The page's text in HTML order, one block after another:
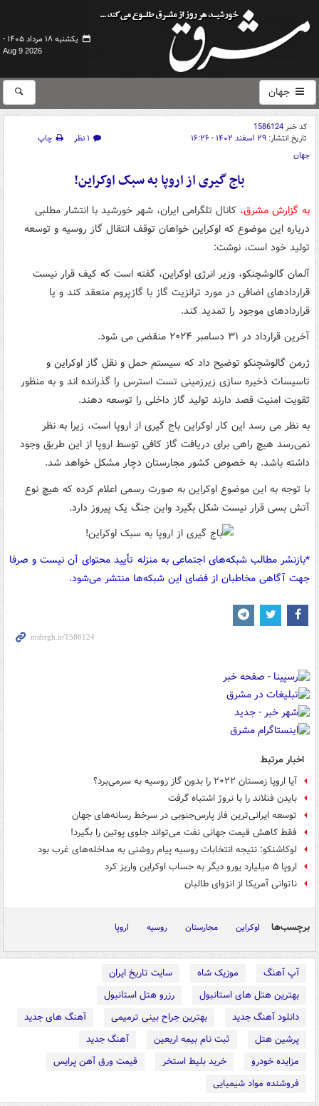
یکشنبه ۱۸ مرداد ۱۴۰۵ -
Aug 9 2026
جهان
کد خبر1586124
تاریخ انتشار: ۲۹ اسفند ۱۴۰۲ - ۱۶:۲۶ ۱ نظر
چاپ
جهان
باج گیری از اروپا به سبک اوکراین!
به گزارش مشرق، کانال تلگرامی ایران، شهر خورشید با انتشار مطلبی
درباره این موضوع که اوکراین خواهان توقف انتقال گاز روسیه و توسعه
تولید خود است، نوشت:
آلمان گالوشچنکو، وزیر انرژی اوکراین، گفته است که کیف قرار نیست
قراردادهای اضافی در مورد ترانزیت گاز با گازپروم منعقد کند و یا
قراردادهای موجود را تمدید کند.
آخرین قرارداد در ۳۱ دسامبر ۲۰۲۴ منقضی می شود.
ژرمن گالوشچنکو توضیح داد که سیستم حمل و نقل گاز اوکراین و
تاسیسات ذخیره سازی زیرزمینی تست استرس را گذرانده اند و به منظور
تقویت امنیت قصد دارند تولید گاز داخلی را توسعه دهند.
به نظر می رسد این کار اوکراین باج گیری از اروپا است، زیرا به نظر
نمی‌رسد هیچ راهی برای دریافت گاز کافی توسط اروپا از این طریق وجود
داشته باشد. به خصوص کشور مجارستان دچار مشکل خواهد شد.
با توجه به این موضوع اوکراین به صورت رسمی اعلام کرده که هیچ نوع
آتش بسی قرار نیست شکل بگیرد واین جنگ یک پیروز دارد.
*بازنشر مطالب شبکه‌های اجتماعی به منزله تأیید محتوای آن نیست و صرفا
جهت آگاهی مخاطبان از فضای این شبکه‌ها منتشر می‌شود.
اخبار مرتبط
آیا اروپا زمستان ۲۰۲۲ را بدون گاز روسیه به سرمی‌برد؟
بایدن فنلاند را با نروژ اشتباه گرفت
توسعه ایرانی‌ترین فاز پارس‌جنوبی در سرخط رسانه‌های جهان
فقط کاهش قیمت جهانی نفت می‌تواند جلوی پوتین را بگیرد!
لوکاشنکو: نتیجه انتخابات روسیه پیام روشنی به مداخله‌های غرب بود
اروپا ۵ میلیارد یورو دیگر به حساب اوکراین واریز کرد
ناتوانی آمریکا از انزوای طالبان
برچسب‌ها اوکراین مجارستان روسیه اروپا
آپ آهنگ موزیک شاه
سایت تاریخ ایران
بهترین هتل های استانبول
رزرو هتل استانبول
دانلود آهنگ جدید
بهترین جراح بینی ترمیمی
آهنگ های جدید
پرشین هتل
ثبت نام بیمه اربعین
آهنگ جدید
مزایده خودرو
خرید بلیط استخر
قیمت ورق آهن پرایس
فروشنده مواد شیمیایی